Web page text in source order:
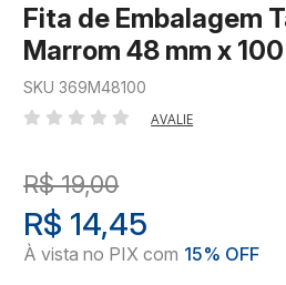
Fita de Embalagem
Marrom 48 mm x
SKU 369M48100
AVALIE
R$ 19,00
R$ 14,45